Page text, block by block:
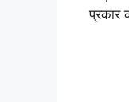
प्रकार